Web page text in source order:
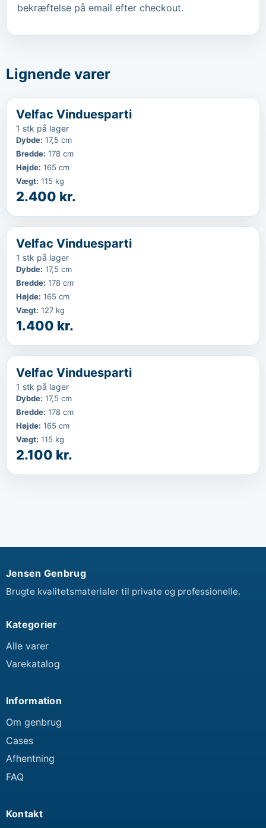
bekræftelse på email efter checkout.
Lignende varer
‹
Velfac Vinduesparti
1 stk på lager
Dybde: 17,5 cm
Bredde: 178 cm
Højde: 165 cm
Vægt: 115 kg
2.400 kr.
‹
Velfac Vinduesparti
1 stk på lager
Dybde: 17,5 cm
Bredde: 178 cm
Højde: 165 cm
Vægt: 127 kg
1.400 kr.
‹
Velfac Vinduesparti
1 stk på lager
Dybde: 17,5 cm
Bredde: 178 cm
Højde: 165 cm
Vægt: 115 kg
2.100 kr.
Jensen Genbrug
Brugte kvalitetsmaterialer til private og professionelle.
Kategorier
Alle varer
Varekatalog
Information
Om genbrug
Cases
Afhentning
FAQ
Kontakt